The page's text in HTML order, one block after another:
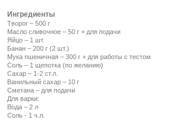
Ингредиенты
Творог – 500 г
Масло сливочное – 50 г + для подачи
Яйцо – 1 шт.
Банан – 200 г (2 шт.)
Мука пшеничная – 300 г + для работы с тестом
Соль – 1 щепотка (по желанию)
Сахар – 1-2 ст.л.
Ванильный сахар – 10 г
Сметана – для подачи
Для варки:
Вода – 2 л
Соль - 1 ч.л.